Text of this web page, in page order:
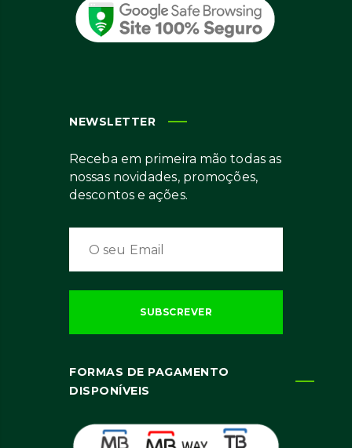
NEWSLETTER
Receba em primeira mão todas as
nossas novidades, promoções,
descontos e ações.
FORMAS DE PAGAMENTO
DISPONÍVEIS